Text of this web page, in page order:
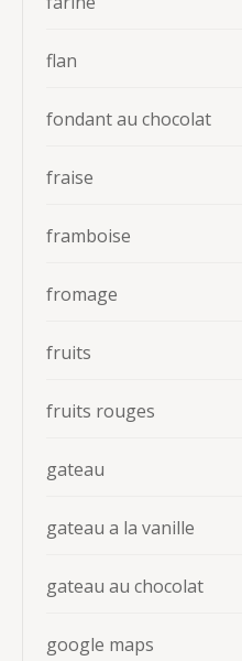
flan
fondant au chocolat
fraise
framboise
fromage
fruits
fruits rouges
gateau
gateau a la vanille
gateau au chocolat
google maps